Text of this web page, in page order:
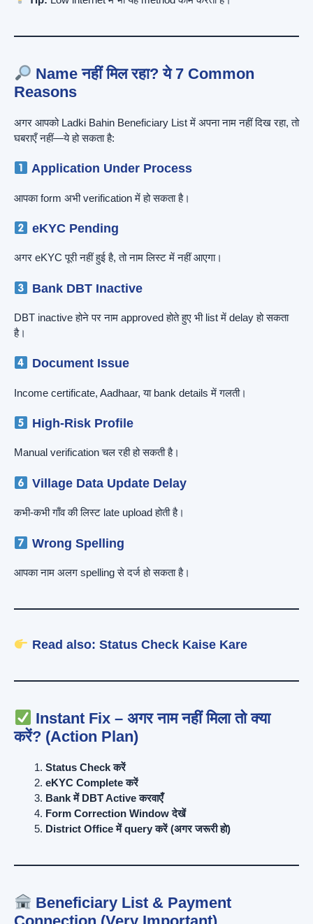
Name नहीं मिल रहा? ये 7 Common
Reasons
अगर आपको Ladki Bahin Beneficiary List में अपना नाम नहीं दिख रहा, तो
घबराएँ नहीं—ये हो सकता है:
Application Under Process
आपका form अभी verification में हो सकता है।
eKYC Pending
अगर eKYC पूरी नहीं हुई है, तो नाम लिस्ट में नहीं आएगा।
Bank DBT Inactive
DBT inactive होने पर नाम approved होते हुए भी list में delay हो सकता
है।
Document Issue
Income certificate, Aadhaar, या bank details में गलती।
High-Risk Profile
Manual verification चल रही हो सकती है।
Village Data Update Delay
कभी-कभी गाँव की लिस्ट late upload होती है।
Wrong Spelling
आपका नाम अलग spelling से दर्ज हो सकता है।
Read also: Status Check Kaise Kare
Instant Fix – अगर नाम नहीं मिला तो क्या
करें? (Action Plan)
Status Check करें
eKYC Complete करें
Bank में DBT Active करवाएँ
Form Correction Window देखें
District Office में query करें (अगर जरूरी हो)
Beneficiary List & Payment